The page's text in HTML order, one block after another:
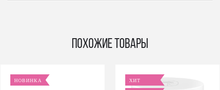
Похожие товары
НОВИНКА
ХИТ